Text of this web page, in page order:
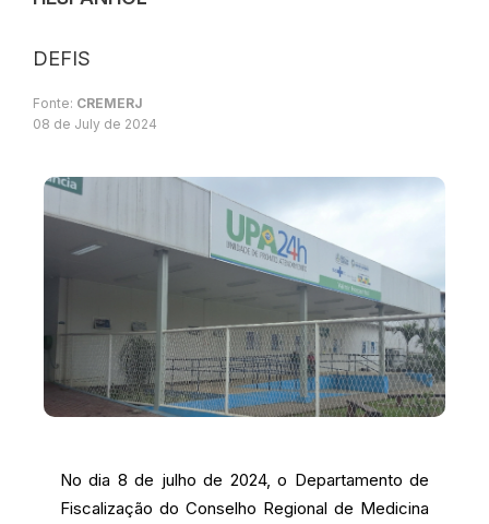
DEFIS
Fonte: CREMERJ
08 de July de 2024
No dia 8 de julho de 2024, o Departamento de
Fiscalização do Conselho Regional de Medicina